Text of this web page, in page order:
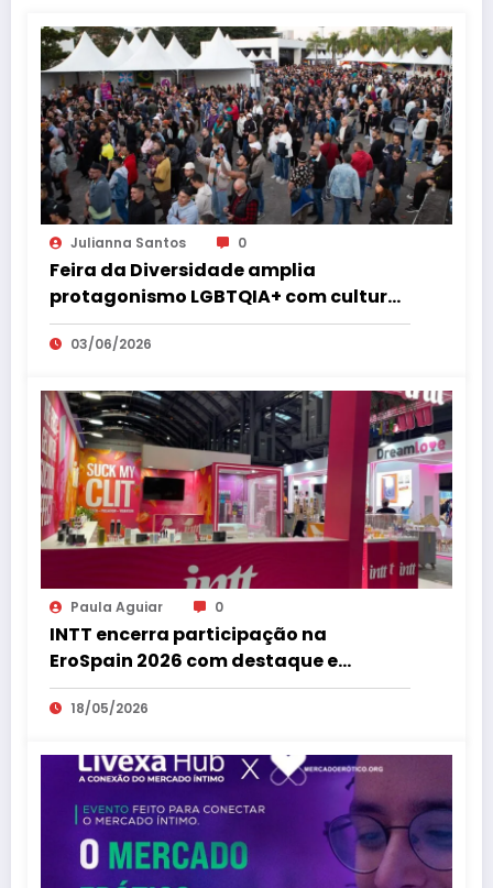
Julianna Santos 0
Feira da Diversidade amplia
protagonismo LGBTQIA+ com cultura,
empreendedorismo, cidadania e
espaço 18+ no coração de São Paulo
03/06/2026
Paula Aguiar 0
INTT encerra participação na
EroSpain 2026 com destaque e
repercussão internacional
18/05/2026